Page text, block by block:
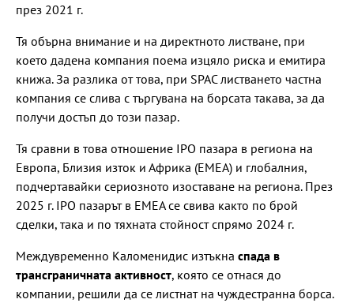
през 2021 г.
Тя обърна внимание и на директното листване, при
което дадена компания поема изцяло риска и емитира
книжа. За разлика от това, при SPAC листването частна
компания се слива с търгувана на борсата такава, за да
получи достъп до този пазар.
Тя сравни в това отношение IPO пазара в региона на
Европа, Близия изток и Африка (ЕМЕА) и глобалния,
подчертавайки сериозното изоставане на региона. През
2025 г. IPO пазарът в ЕМЕА се свива както по брой
сделки, така и по тяхната стойност спрямо 2024 г.
Междувременно Каломенидис изтъкна спада в
трансграничната активност, която се отнася до
компании, решили да се листнат на чуждестранна борса.